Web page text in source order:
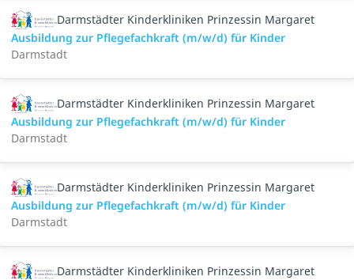
Darmstädter Kinderkliniken Prinzessin Margaret
Ausbildung zur Pflegefachkraft (m/w/d) für Kinder
Darmstadt
Darmstädter Kinderkliniken Prinzessin Margaret
Ausbildung zur Pflegefachkraft (m/w/d) für Kinder
Darmstadt
Darmstädter Kinderkliniken Prinzessin Margaret
Ausbildung zur Pflegefachkraft (m/w/d) für Kinder
Darmstadt
Darmstädter Kinderkliniken Prinzessin Margaret